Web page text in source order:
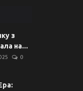
з
на...
0